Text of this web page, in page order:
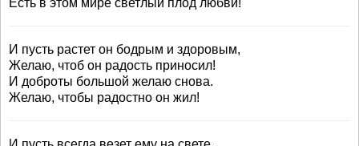
Есть в этом мире светлый плод любви!
И пусть растет он бодрым и здоровым,
Желаю, чтоб он радость приносил!
И доброты большой желаю снова.
Желаю, чтобы радостно он жил!